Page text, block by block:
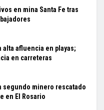
en mina Santa Fe tras
alta afluencia en playas;
en carreteras
segundo minero rescatado
en El Rosario